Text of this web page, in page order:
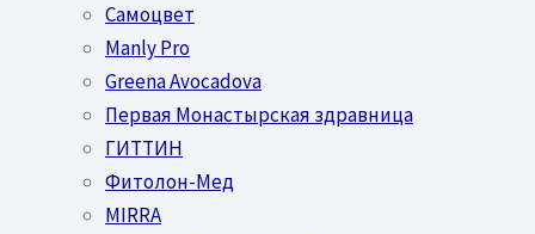
Самоцвет
Manly Pro
Greena Avocadova
Первая Монастырская здравница
ГИТТИН
Фитолон-Мед
MIRRA